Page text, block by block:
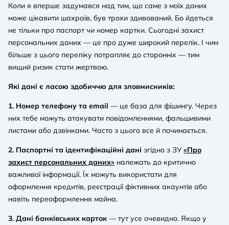
Коли я вперше задумався над тим, що саме з моїх даних
може цікавити шахраїв, був трохи здивований. Бо йдеться
не тільки про паспорт чи номер картки. Сьогодні захист
персональних даних — це про дуже широкий перелік. І чим
більше з цього переліку потрапляє до сторонніх — тим
вищий ризик стати жертвою.
Які дані є ласою здобиччю для зловмисників:
1. Номер телефону та email — це база для фішингу. Через
них тебе можуть атакувати повідомленнями, фальшивими
листами або дзвінками. Часто з цього все й починається.
2. Паспортні та ідентифікаційні дані згідно з ЗУ«Про
захист персональних даних» належать до критично
важливої інформації. Їх можуть використати для
оформлення кредитів, реєстрації фіктивних акаунтів або
навіть переоформлення майна.
3. Дані банківських карток — тут усе очевидно. Якщо у